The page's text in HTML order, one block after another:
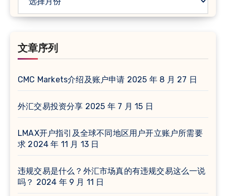
（时
排
文章序列
CMC Markets介绍及账户申请 2025 年 8 月 27 日
外汇交易投资分享 2025 年 7 月 15 日
LMAX开户指引及全球不同地区用户开立账户所需要
求 2024 年 11 月 13 日
违规交易是什么？外汇市场真的有违规交易这么一说
吗？ 2024 年 9 月 11 日